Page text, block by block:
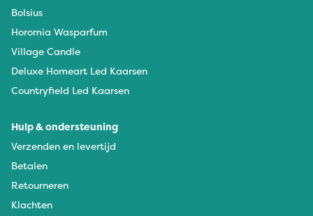
Bolsius
Horomia Wasparfum
Village Candle
Deluxe Homeart Led Kaarsen
Countryfield Led Kaarsen
Hulp & ondersteuning
Verzenden en levertijd
Betalen
Retourneren
Klachten